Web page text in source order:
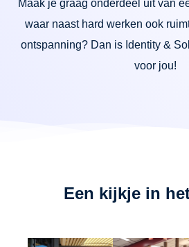
Maak je graag onderdeel uit van
waar naast hard werken ook
ontspanning? Dan is Identity &
voor jou!
Een kijkje in